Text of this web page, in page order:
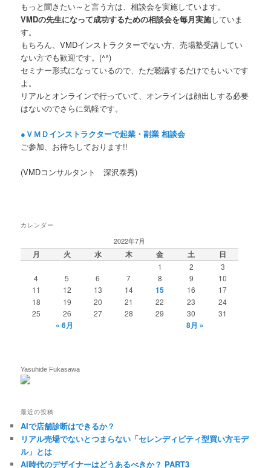
もっと聞きたい～と言う方は、相談会を実施しています。
VMDの先生になって成功するための相談会を毎月実施していま
す。
もちろん、VMDインストラクターでない方、売場塾受講してい
ない方でも歓迎です。(^^)
セミナー形式になっているので、ただ聴講するだけでもいいです
よ。
リアルとオンラインで行っていて、オンラインは顔出しする必要
はないのでさらに気軽です。
●ＶＭＤインストラクターで起業・副業 相談会
ご参加、お待ちしております!!
(VMDコンサルタント 深沢泰秀)
カレンダー
2022年7月
月 火 水 木 金 土 日
1 2
3
4
5 6 7 8 9
10
11
12 13 14 15 16
17
18
19 20 21 22 23
24
25
26 27 28 29 30 31
« 6月 8月 »
Yasuhide Fukasawa
最近の投稿
AIで店舗診断はできるか？
リアル売場でないとつまらない「セレンディピティ型買い方モデ
ル」とは
AI時代のデザイナーはどうあるべきか？ PART3